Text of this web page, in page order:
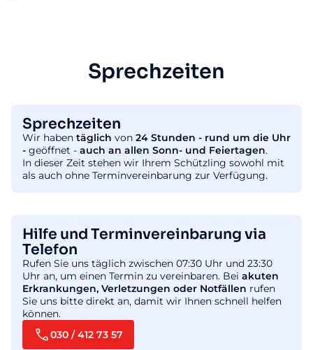
Sprechzeiten
Sprechzeiten
Wir haben täglich von 24 Stunden - rund um die Uhr
- geöffnet - auch an allen Sonn- und Feiertagen.
In dieser Zeit stehen wir Ihrem Schützling sowohl mit
als auch ohne Terminvereinbarung zur Verfügung.
Hilfe und Terminvereinbarung via
Telefon
Rufen Sie uns täglich zwischen 07:30 Uhr und 23:30
Uhr an, um einen Termin zu vereinbaren. Bei akuten
Erkrankungen, Verletzungen oder Notfällen rufen
Sie uns bitte direkt an, damit wir Ihnen schnell helfen
können.
030 / 412 73 57